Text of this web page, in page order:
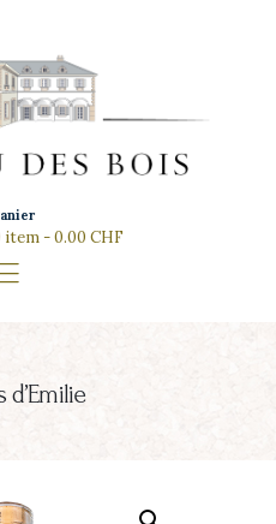
item-0.00 CHF
d’Emilie